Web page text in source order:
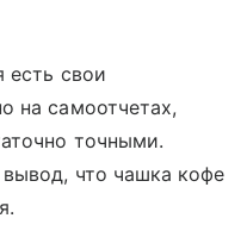
есть свои
на самоотчетах,
точными.
что чашка кофе